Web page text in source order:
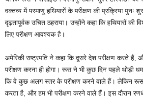
वक्तव्य में परमाणु हथियारों के परीक्षण की प्रक्रिया
दृढ़तापूर्वक उचित ठहराया। उन्होंने कहा कि हथियारों की
लिए परीक्षण आवश्यक है।
अमेरिकी राष्ट्रपति ने कहा कि दूसरे देश परीक्षण करते हैं,
परीक्षण करना ही होगा। रूस ने भी कुछ दिन पहले थोड़ी
कि वे कुछ अलग स्तर के परीक्षण करने वाले हैं। लेकिन रूस
करता है, और हम भी परीक्षण करने वाले हैं। इस दौरान